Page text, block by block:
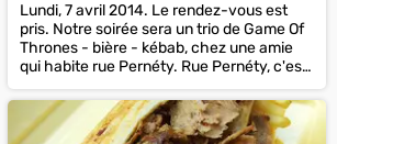
Lundi, 7 avril 2014. Le rendez-vous est
pris. Notre soirée sera un trio de Game Of
Thrones - bière - kébab, chez une amie
qui habite rue Pernéty. Rue Pernéty, c'est
un peu un mythe pour nous...